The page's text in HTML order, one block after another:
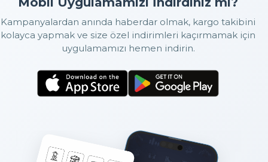
Kampanyalardan anında haberdar olmak, kargo takibini
kolayca yapmak ve size özel indirimleri kaçırmamak için
uygulamamızı hemen indirin.